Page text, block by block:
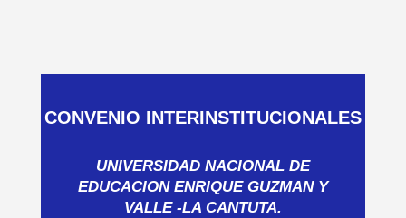
CONVENIO INTERINSTITUCIONALES
UNIVERSIDAD NACIONAL DE
EDUCACION ENRIQUE GUZMAN Y
VALLE -LA CANTUTA.